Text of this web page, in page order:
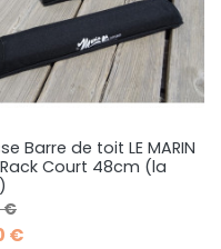
Aperçu rapide
Barre de toit LE MARIN
Court 48cm (la
base
€Prix
€